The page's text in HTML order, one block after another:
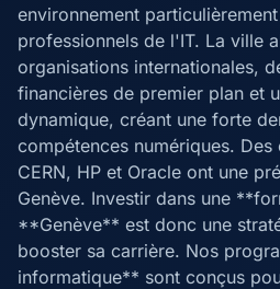
environnement
professionnels de l'IT. La ville
organisations internationales,
financières de premier plan et
dynamique, créant une forte
compétences numériques.
CERN, HP et Oracle ont une
Genève. Investir dans une
**Genève** est donc une
booster sa carrière. Nos
informatique** sont conçus